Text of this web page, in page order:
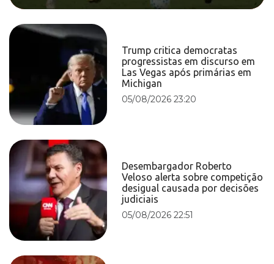
Trump critica democratas
progressistas em discurso em
Las Vegas após primárias em
Michigan
05/08/2026 23:20
Desembargador Roberto
Veloso alerta sobre competição
desigual causada por decisões
judiciais
05/08/2026 22:51